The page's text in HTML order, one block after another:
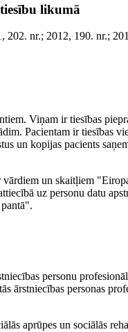
likumā
nr.; 2012, 190. nr.;
Viņam ir tiesības
Pacientam ir tiesības
un kopijas pacients
un skaitļiem
uz personu datu
personu
ārstniecības personas
aprūpes un sociālās